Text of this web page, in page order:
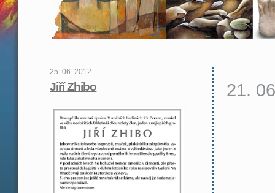
25. 06. 2012
Jiří Zhibo 21.